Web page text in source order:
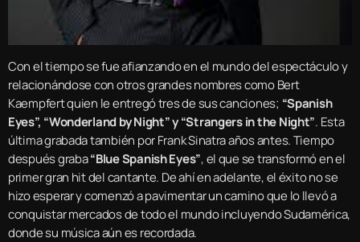
Con el tiempo se fue afianzando en el mundo del espectáculo y
relacionándose con otros grandes nombres como Bert
Kaempfert quien le entregó tres de sus canciones; “Spanish
Eyes”, “Wonderland by Night” y “Strangers in the Night”. Esta
última grabada también por Frank Sinatra años antes. Tiempo
después graba“Blue Spanish Eyes”, el que se transformó en el
primer gran hit del cantante. De ahí en adelante, el éxito no se
hizo esperar y comenzó a pavimentar un camino que lo llevó a
conquistar mercados de todo el mundo incluyendo Sudamérica,
donde su música aún es recordada.